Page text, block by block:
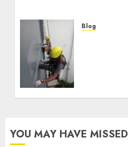
8 AGUSTUS 2026
Blog
YOU MAY HAVE MISSED